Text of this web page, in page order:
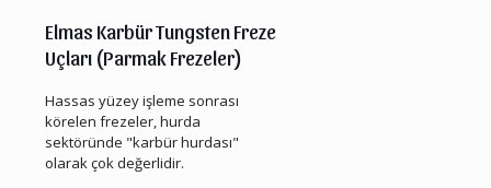
Elmas Karbür Tungsten Freze
Uçları (Parmak Frezeler)
Hassas yüzey işleme sonrası
körelen frezeler, hurda
sektöründe "karbür hurdası"
olarak çok değerlidir.